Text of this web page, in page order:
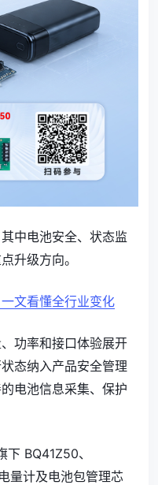
中电池安全、状态监
升级方向。
文看懂全行业变化
功率和接口体验展开
态纳入产品安全管理
电池信息采集、保护
BQ41Z50、
量计及电池包管理芯